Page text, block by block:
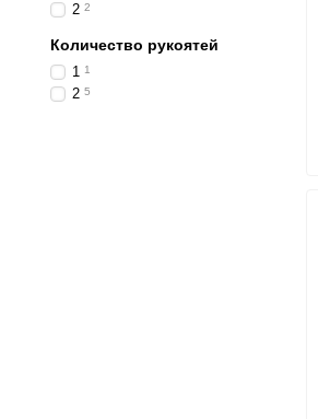
2 2
Количество рукоятей
1 1
2 5